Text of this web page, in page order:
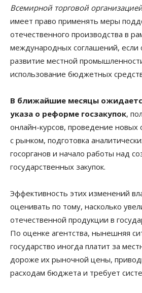
Всемирной торговой
имеет право применять меры
отечественного производства в
международных соглашений, если
развитие местной
использование бюджетных
В ближайшие месяцы
указа о реформе госзакупок,
онлайн-курсов, проведение новых
с рынком, подготовка
госорганов и начало работы над
государственных закупок.
Эффективность этих изменений
оценивать по тому, насколько
отечественной продукции в
По оценке агентства, нынешняя
государство иногда платит за
дороже их рыночной цены,
расходам бюджета и требует